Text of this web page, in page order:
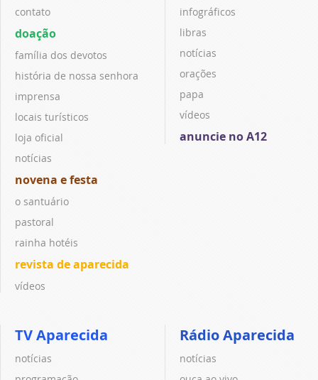
contato
doação
família dos devotos
história de nossa senhora
imprensa
locais turísticos
loja oficial
notícias
novena e festa
o santuário
pastoral
rainha hotéis
revista de aparecida
vídeos
infográficos
libras
notícias
orações
papa
vídeos
anuncie no A12
TV Aparecida
notícias
Rádio Aparecida
notícias